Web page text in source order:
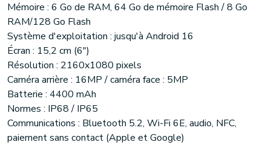
Mémoire : 6 Go de RAM, 64 Go de mémoire Flash / 8 Go
RAM/128 Go Flash
Système d'exploitation : jusqu'à Android 16
Écran : 15,2 cm (6")
Résolution : 2160x1080 pixels
Caméra arrière : 16MP / caméra face : 5MP
Batterie : 4400 mAh
Normes : IP68 / IP65
Communications : Bluetooth 5.2, Wi-Fi 6E, audio, NFC,
paiement sans contact (Apple et Google)